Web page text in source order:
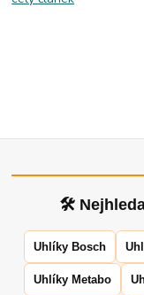
🛠
Uhlíky Bosch
Uhlíky Metabo